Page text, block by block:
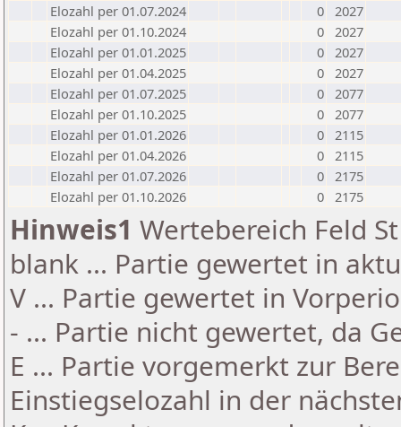
Elozahl per 01.07.2024
0 2027
Elozahl per 01.10.2024
0 2027
Elozahl per 01.01.2025
0 2027
Elozahl per 01.04.2025
0 2027
Elozahl per 01.07.2025
0 2077
Elozahl per 01.10.2025
0 2077
Elozahl per 01.01.2026
0 2115
Elozahl per 01.04.2026
0 2115
Elozahl per 01.07.2026
0 2175
Elozahl per 01.10.2026
0 2175
Hinweis1 Wertebereich Feld
blank ... Partie gewertet in
V ... Partie gewertet in
- ... Partie nicht gewertet, da
E ... Partie vorgemerkt zur
Einstiegselozahl in der